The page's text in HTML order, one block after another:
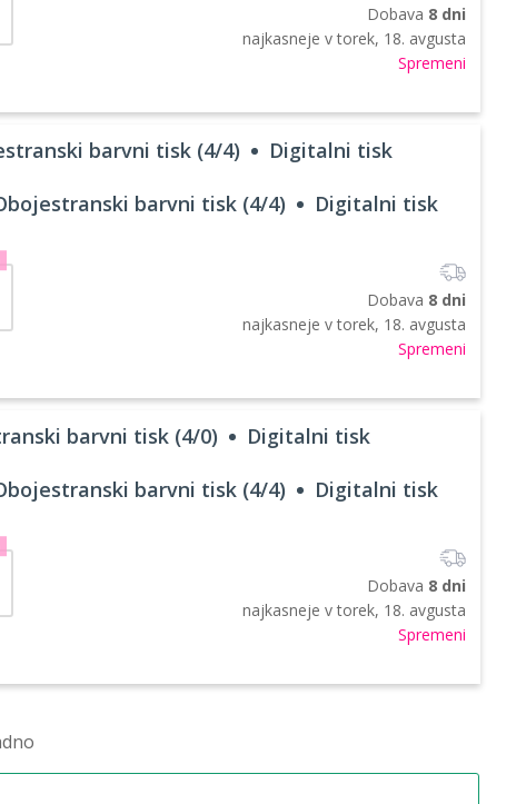
Dobava 8 dni
najkasneje vtorek, 18. avgusta
Spremeni
barvni tisk (4/4) Digitalni tisk
barvni tisk (4/4) Digitalni tisk
Dobava 8 dni
najkasneje vtorek, 18. avgusta
Spremeni
barvni tisk (4/0) Digitalni tisk
barvni tisk (4/4) Digitalni tisk
Dobava 8 dni
najkasneje vtorek, 18. avgusta
Spremeni